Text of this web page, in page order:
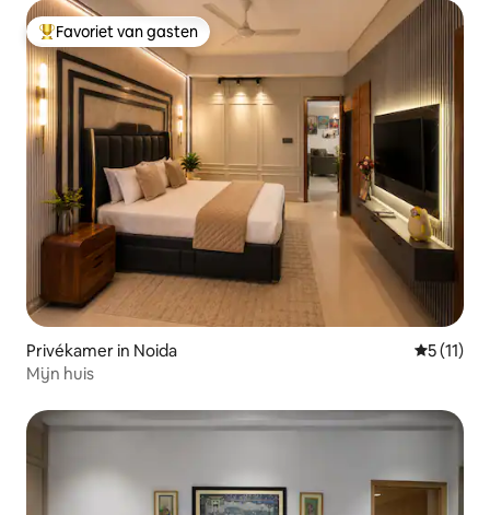
Topfavoriet van gasten
Favoriet van gasten
Privékamer in Noida
5 (11)
Mijn huis